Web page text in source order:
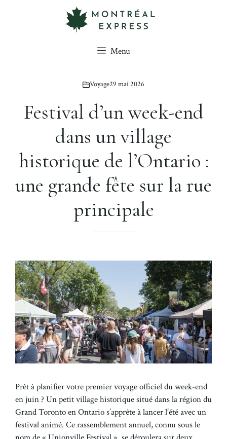
Menu
Voyage29 mai 2026
Festival d’un week-end
dans un village
historique de l’Ontario :
une grande fête sur la rue
principale
Prêt à planifier votre premier voyage officiel du week-end
en juin ? Un petit village historique situé dans la région du
Grand Toronto en Ontario s’apprête à lancer l’été avec un
festival animé. Ce rassemblement annuel, connu sous le